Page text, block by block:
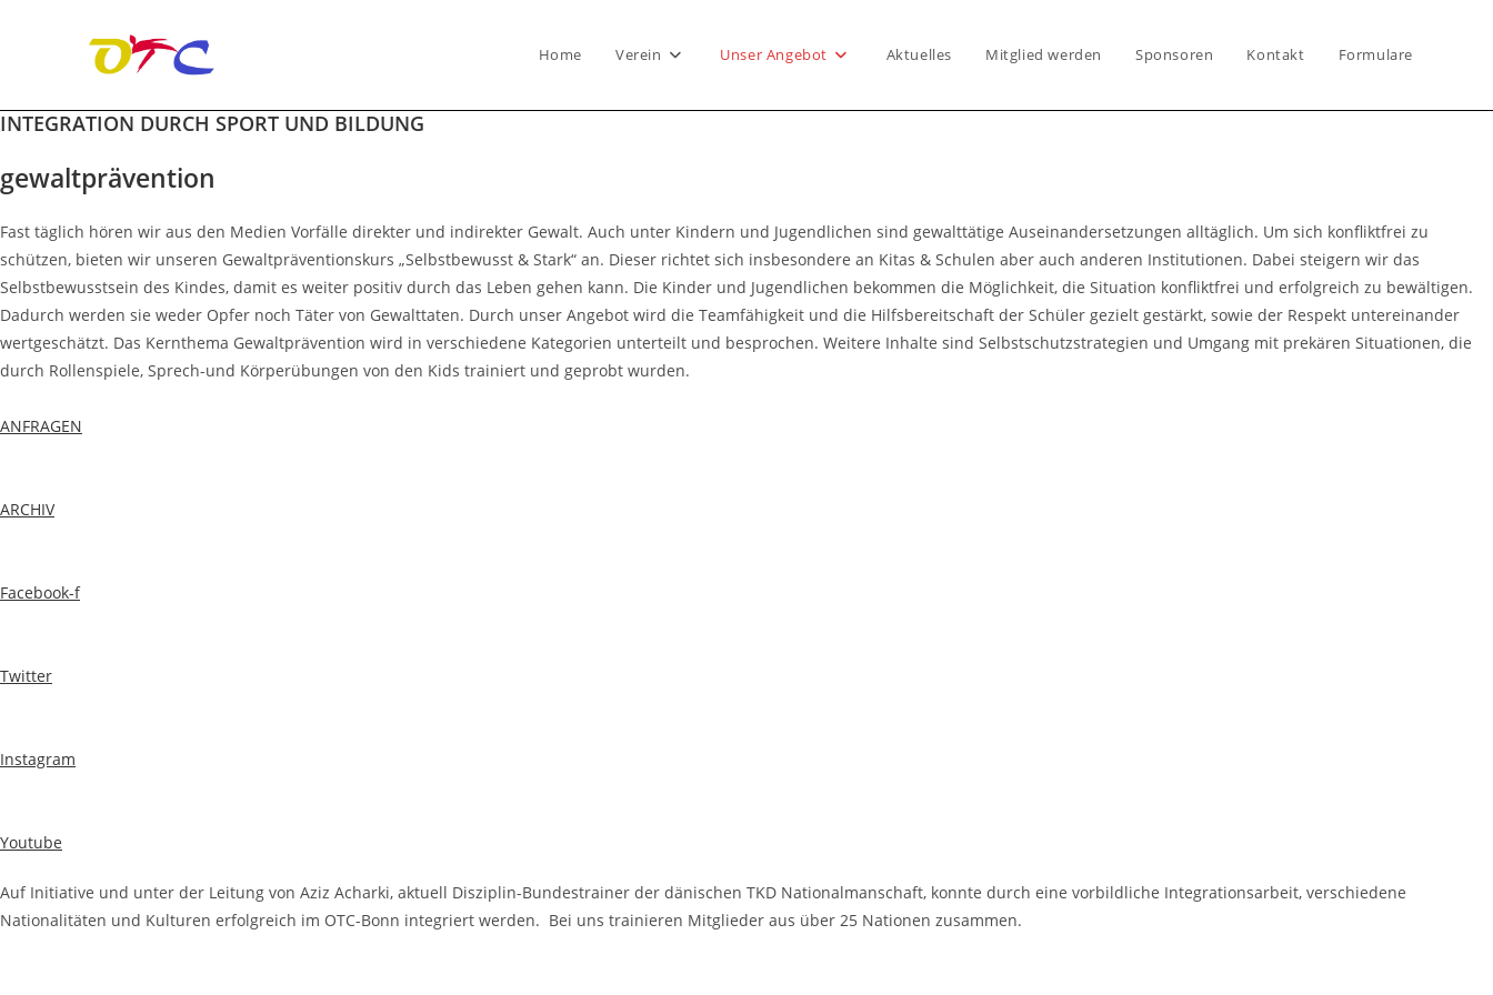
Zum
springen
Home Verein Unser Angebot Aktuelles Mitglied werden Sponsoren Kontakt Formulare
INTEGRATION DURCH SPORT UND BILDUNG
gewaltprävention
Fast täglich hören wir aus den Medien Vorfälle direkter und indirekter Gewalt. Auch unter Kindern und Jugendlichen sind gewalttätige Auseinandersetzungen alltäglich. Um sich konfliktfrei zu
schützen, bieten wir unseren Gewaltpräventionskurs „Selbstbewusst & Stark“ an. Dieser richtet sich insbesondere an Kitas & Schulen aber auch anderen Institutionen. Dabei steigern wir das
Selbstbewusstsein des Kindes, damit es weiter positiv durch das Leben gehen kann. Die Kinder und Jugendlichen bekommen die Möglichkeit, die Situation konfliktfrei und erfolgreich zu bewältigen.
Dadurch werden sie weder Opfer noch Täter von Gewalttaten. Durch unser Angebot wird die Teamfähigkeit und die Hilfsbereitschaft der Schüler gezielt gestärkt, sowie der Respekt untereinander
wertgeschätzt. Das Kernthema Gewaltprävention wird in verschiedene Kategorien unterteilt und besprochen. Weitere Inhalte sind Selbstschutzstrategien und Umgang mit prekären Situationen, die
durch Rollenspiele, Sprech-und Körperübungen von den Kids trainiert und geprobt wurden.
ANFRAGEN
ARCHIV
Facebook-f
Twitter
Instagram
Youtube
Auf Initiative und unter der Leitung von Aziz Acharki, aktuell Disziplin-Bundestrainer der dänischen TKD Nationalmanschaft, konnte durch eine vorbildliche Integrationsarbeit, verschiedene
Nationalitäten und Kulturen erfolgreich im OTC-Bonn integriert werden. Bei uns trainieren Mitglieder aus über 25 Nationen zusammen.